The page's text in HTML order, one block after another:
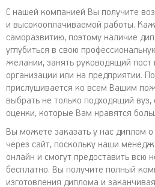
С нашей компанией Вы получите
и высокооплачиваемой работы.
саморазвитию, поэтому наличие
углубиться в свою
желании, занять руководящий
организации или на предприятии.
прислушивается ко всем Вашим
выбрать не только подходящий вуз,
оценки, которые Вам нравятся
Вы можете заказать у нас диплом
через сайт, поскольку наши
онлайн и смогут предоставить всю
бесплатно. Вы получите полный
изготовления диплома и